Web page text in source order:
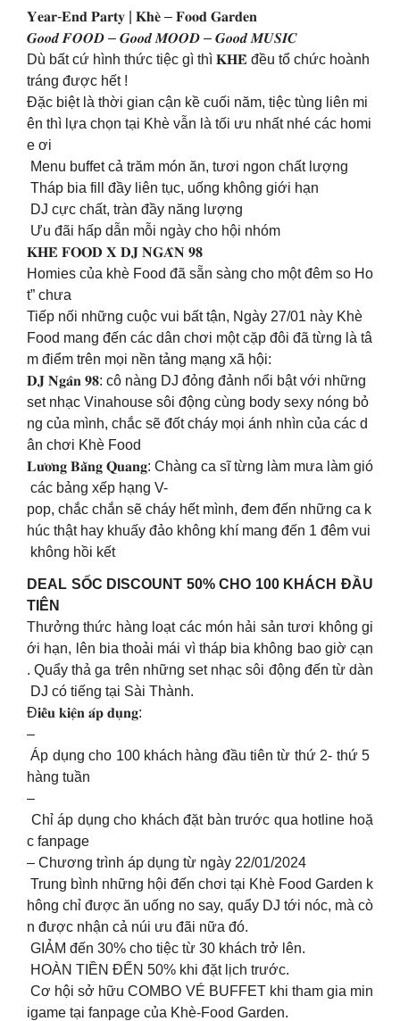
𝐘𝐞𝐚𝐫-𝐄𝐧𝐝 𝐏𝐚𝐫𝐭𝐲 | 𝐊𝐡𝐞̀ – 𝐅𝐨𝐨𝐝 𝐆𝐚𝐫𝐝𝐞𝐧
𝑮𝒐𝒐𝒅 𝑭𝑶𝑶𝑫 – 𝑮𝒐𝒐𝒅 𝑴𝑶𝑶𝑫 – 𝑮𝒐𝒐𝒅 𝑴𝑼𝑺𝑰𝑪
Dù bất cứ hình thức tiệc gì thì 𝐊𝐇𝐄̀ đều tổ chức hoành
tráng được hết !
Đặc biệt là thời gian cận kề cuối năm, tiệc tùng liên mi
ên thì lựa chọn tại Khè vẫn là tối ưu nhất nhé các homi
e ơi
Menu buffet cả trăm món ăn, tươi ngon chất lượng
Tháp bia fill đầy liên tục, uống không giới hạn
DJ cực chất, tràn đầy năng lượng
Ưu đãi hấp dẫn mỗi ngày cho hội nhóm
𝐊𝐇𝐄̀ 𝐅𝐎𝐎𝐃 𝐗 𝐃𝐉 𝐍𝐆𝐀̂𝐍 𝟗𝟖
Homies của khè Food đã sẵn sàng cho một đêm so Ho
t” chưa
Tiếp nối những cuộc vui bất tận, Ngày 27/01 này Khè
Food mang đến các dân chơi một cặp đôi đã từng là tâ
m điểm trên mọi nền tảng mạng xã hội:
𝐃𝐉 𝐍𝐠𝐚̂𝐧 𝟗𝟖: cô nàng DJ đỏng đảnh nổi bật với những
set nhạc Vinahouse sôi động cùng body sexy nóng bỏ
ng của mình, chắc sẽ đốt cháy mọi ánh nhìn của các d
ân chơi Khè Food
𝐋𝐮̛𝐨̛𝐧𝐠 𝐁𝐚̆̀𝐧𝐠 𝐐𝐮𝐚𝐧𝐠: Chàng ca sĩ từng làm mưa làm gió
các bảng xếp hạng V-
pop, chắc chắn sẽ cháy hết mình, đem đến những ca k
húc thật hay khuấy đảo không khí mang đến 1 đêm vui
không hồi kết
DEAL SỐC DISCOUNT 50% CHO 100 KHÁCH ĐẦU
TIÊN
Thưởng thức hàng loạt các món hải sản tươi không gi
ới hạn, lên bia thoải mái vì tháp bia không bao giờ cạn
. Quẩy thả ga trên những set nhạc sôi động đến từ dàn
DJ có tiếng tại Sài Thành.
Đ𝐢𝐞̂̀𝐮 𝐤𝐢𝐞̣̂𝐧 𝐚́𝐩 𝐝𝐮̣𝐧𝐠:
–
Áp dụng cho 100 khách hàng đầu tiên từ thứ 2- thứ 5
hàng tuần
–
Chỉ áp dụng cho khách đặt bàn trước qua hotline hoặ
c fanpage
– Chương trình áp dụng từ ngày 22/01/2024
Trung bình những hội đến chơi tại Khè Food Garden k
hông chỉ được ăn uống no say, quẩy DJ tới nóc, mà cò
n được nhận cả núi ưu đãi nữa đó.
GIẢM đến 30% cho tiệc từ 30 khách trở lên.
HOÀN TIỀN ĐẾN 50% khi đặt lịch trước.
Cơ hội sở hữu COMBO VÉ BUFFET khi tham gia min
igame tại fanpage của Khè-Food Garden.